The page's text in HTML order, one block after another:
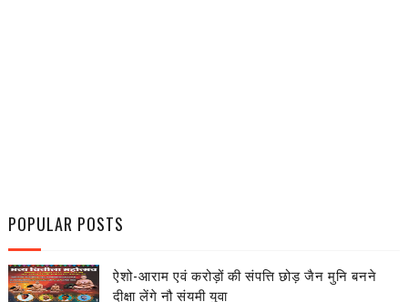
POPULAR POSTS
ऐशो-आराम एवं करोड़ों की संपत्ति छोड़ जैन मुनि बनने
दीक्षा लेंगे नौ संयमी युवा